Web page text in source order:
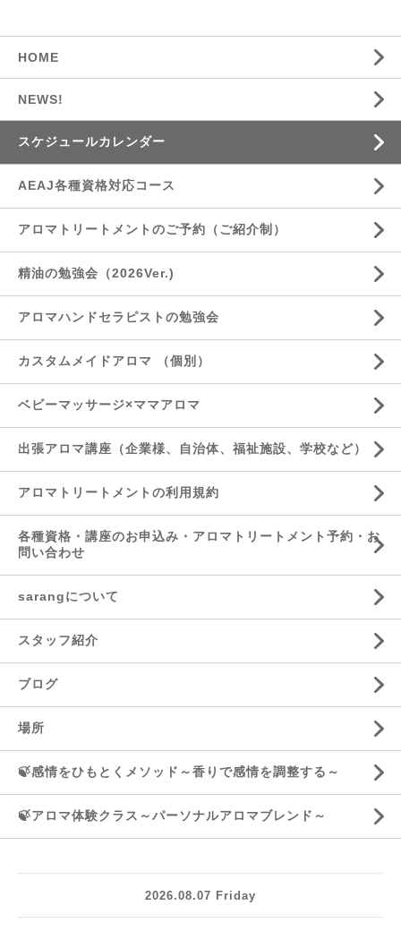
HOME
NEWS!
スケジュールカレンダー
AEAJ各種資格対応コース
アロマトリートメントのご予約（ご紹介制）
精油の勉強会（2026Ver.)
アロマハンドセラピストの勉強会
カスタムメイドアロマ （個別）
ベビーマッサージ×ママアロマ
出張アロマ講座（企業様、自治体、福祉施設、学校など）
アロマトリートメントの利用規約
各種資格・講座のお申込み・アロマトリートメント予約・お
問い合わせ
sarangについて
スタッフ紹介
ブログ
場所
🍃感情をひもとくメソッド～香りで感情を調整する～
🍃アロマ体験クラス～パーソナルアロマブレンド～
2026.08.07 Friday